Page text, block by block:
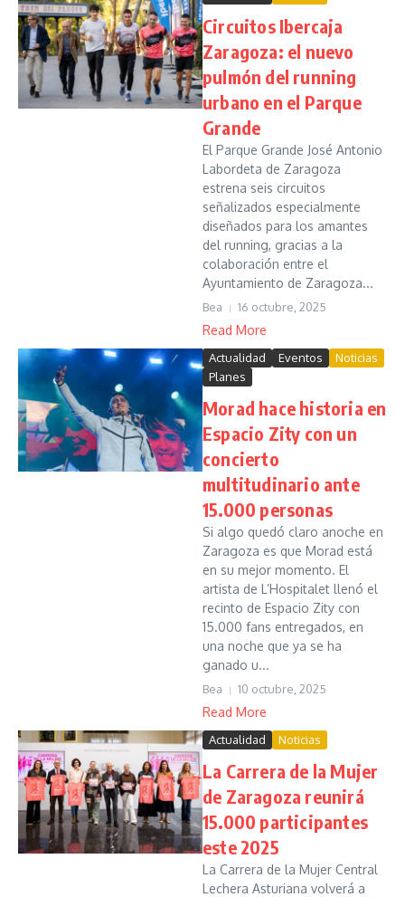
Circuitos Ibercaja
Zaragoza: el nuevo
pulmón del running
urbano en el Parque
Grande
El Parque Grande José Antonio
Labordeta de Zaragoza
estrena seis circuitos
señalizados especialmente
diseñados para los amantes
del running, gracias a la
colaboración entre el
Ayuntamiento de Zaragoza...
Bea 16 octubre, 2025
Read More
Actualidad Eventos
Noticias
Planes
Morad hace historia en
Espacio Zity con un
concierto
multitudinario ante
15.000 personas
Si algo quedó claro anoche en
Zaragoza es que Morad está
en su mejor momento. El
artista de L’Hospitalet llenó el
recinto de Espacio Zity con
15.000 fans entregados, en
una noche que ya se ha
ganado u...
Bea 10 octubre, 2025
Read More
Actualidad Noticias
La Carrera de la Mujer
de Zaragoza reunirá
15.000 participantes
este 2025
La Carrera de la Mujer Central
Lechera Asturiana volverá a